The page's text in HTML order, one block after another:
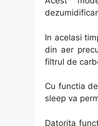
In acelasi
din aer
filtrul de
Cu functia
sleep va
Datorita